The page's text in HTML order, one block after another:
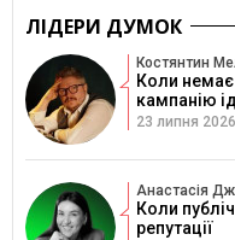
ЛІДЕРИ ДУМОК
Костянтин
Коли
кампанію
23 липня 2026
Анастасія
Коли
репутації